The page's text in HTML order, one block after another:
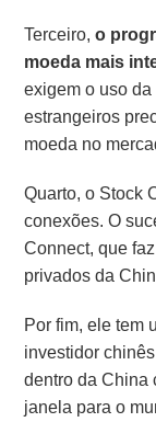
Terceiro,o
moeda mais
exigem o uso
estrangeiros
moeda no
Quarto, o Stock
conexões. O
Connect, que
privados da
Por fim, ele tem
investidor
dentro da China
janela para o